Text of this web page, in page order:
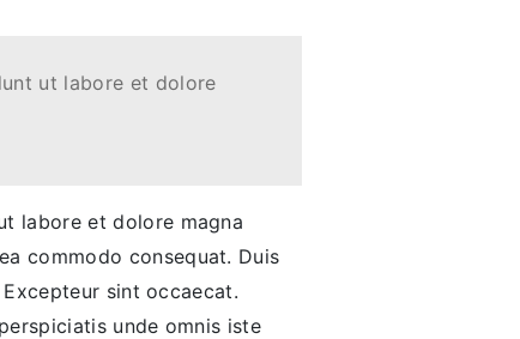
ut labore et dolore
labore et dolore magna
commodo consequat. Duis
sint occaecat.
unde omnis iste